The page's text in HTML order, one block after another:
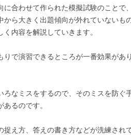
合わせて作られた模擬試験のことで
ら大きく出題傾向が外れていないも
内容を解説していきます。
で演習できるところが一番効果があ
なミスをするので、そのミスを防ぐ
るのです。
え方、答えの書き方などが洗練され